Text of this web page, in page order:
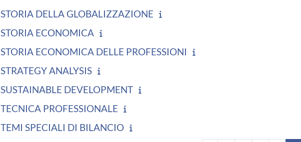
STORIA DELLA GLOBALIZZAZIONE
STORIA ECONOMICA
STORIA ECONOMICA DELLE PROFESSIONI
STRATEGY ANALYSIS
SUSTAINABLE DEVELOPMENT
TECNICA PROFESSIONALE
TEMI SPECIALI DI BILANCIO